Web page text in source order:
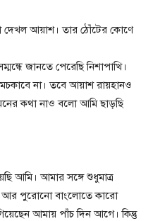
দেখল আয়াশ। তার ঠোঁটের কোণে
জানতে পেরেছি নিশাপাখি।
না। তবে আয়াশ রায়হানও
কথা নাও বলো আমি ছাড়ছি
আমি। আমার সঙ্গে শুধুমাত্র
পুরোনো বাংলোতে কারো
আমায় পাঁচ দিন আগে। কিন্তু